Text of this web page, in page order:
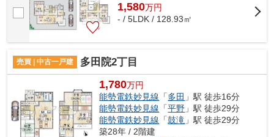
1,580万円
- / 5LDK / 128.93㎡
売買 | 中古一戸建 多田院2丁目
1,780万円
能勢電鉄妙見線 「多田 」駅 徒歩16分
能勢電鉄妙見線 「平野 」駅 徒歩29分
能勢電鉄妙見線 「鼓滝 」駅 徒歩29分
築28年 / 2階建